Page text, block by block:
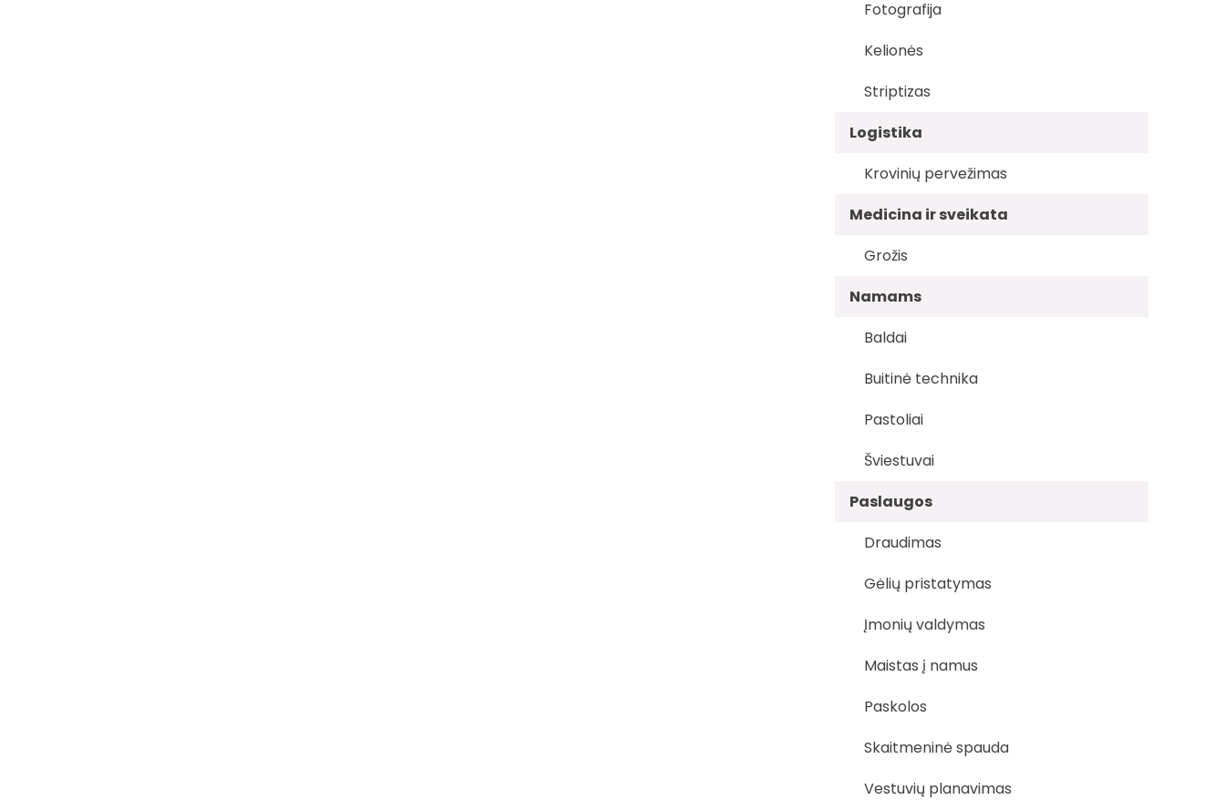
Fotografija
Kelionės
Striptizas
Logistika
Krovinių pervežimas
Medicina ir sveikata
Grožis
Namams
Baldai
Buitinė technika
Pastoliai
Šviestuvai
Paslaugos
Draudimas
Gėlių pristatymas
Įmonių valdymas
Maistas į namus
Paskolos
Skaitmeninė spauda
Vestuvių planavimas